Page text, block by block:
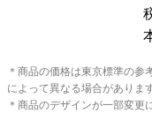
＊商品の価格は東京標準の参
によって異なる場合がありま
＊商品のデザインが一部変更